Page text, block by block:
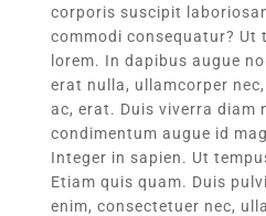
corporis suscipit
commodi consequatur? Ut
lorem. In dapibus augue
erat nulla, ullamcorper
ac, erat. Duis viverra diam
condimentum augue id
Integer in sapien. Ut
Etiam quis quam. Duis
enim, consectetuer nec,